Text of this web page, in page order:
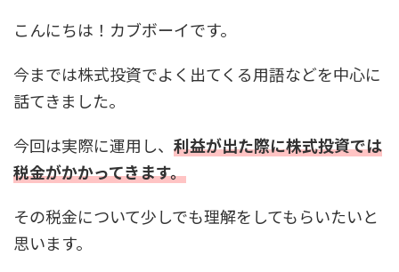
こんにちは！カブボーイです。
今までは株式投資でよく出てくる用語などを中心に
話てきました。
今回は実際に運用し、 利益が出た際に株式投資では
税金がかかってきます。
その税金について少しでも理解をしてもらいたいと
思います。